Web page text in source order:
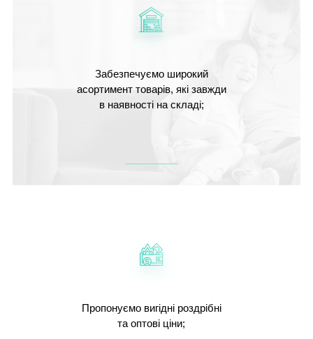
Забезпечуємо широкий
асортимент товарів, які завжди
в наявності на складі;
Пропонуємо вигідні роздрібні
та оптові ціни;